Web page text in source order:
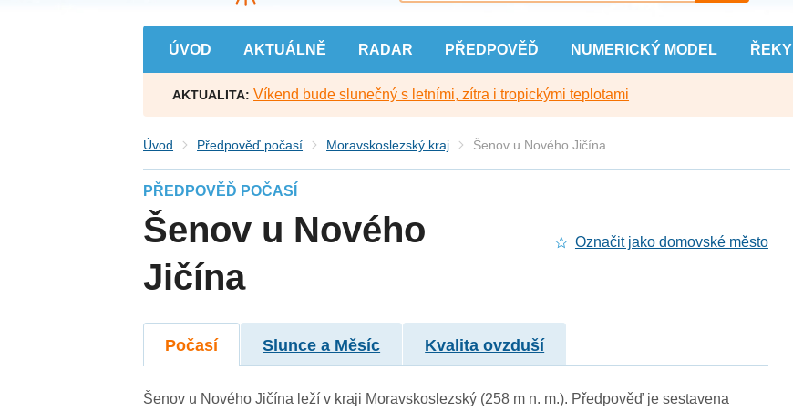
ÚVOD AKTUÁLNĚ RADAR PŘEDPOVĚĎ NUMERICKÝ MODEL ŘEKY
AKTUALITA: Víkend bude slunečný s letními, zítra i tropickými teplotami
Úvod Předpověď počasí Moravskoslezský kraj Šenov u Nového Jičína
PŘEDPOVĚĎ POČASÍ
Šenov u Nového
Jičína
Označit jako domovské město
Počasí Slunce a Měsíc Kvalita ovzduší
Šenov u Nového Jičína leží v kraji Moravskoslezský (258 m n. m.). Předpověď je sestavena